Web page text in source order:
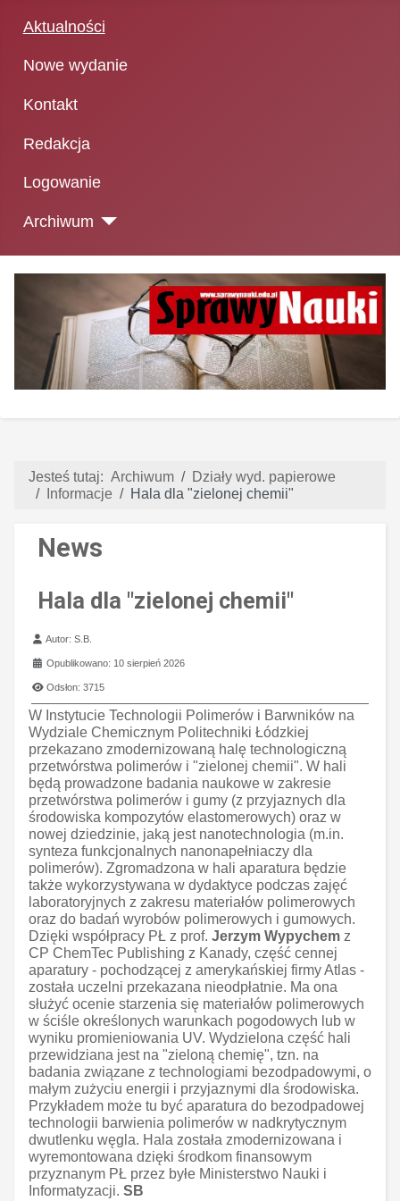
Aktualności
Nowe wydanie
Kontakt
Redakcja
Logowanie
Archiwum
Jesteś tutaj: Archiwum
Działy wyd. papierowe
Informacje
Hala dla "zielonej chemii"
News
Hala dla "zielonej chemii"
Szczegóły
Autor:S.B.
Opublikowano: 10 sierpień 2026
Odsłon: 3715
W Instytucie Technologii Polimerów i Barwników na
Wydziale Chemicznym Politechniki Łódzkiej
przekazano zmodernizowaną halę technologiczną
przetwórstwa polimerów i "zielonej chemii". W hali
będą prowadzone badania naukowe w zakresie
przetwórstwa polimerów i gumy (z przyjaznych dla
środowiska kompozytów elastomerowych) oraz w
nowej dziedzinie, jaką jest nanotechnologia (m.in.
synteza funkcjonalnych nanonapełniaczy dla
polimerów). Zgromadzona w hali aparatura będzie
także wykorzystywana w dydaktyce podczas zajęć
laboratoryjnych z zakresu materiałów polimerowych
oraz do badań wyrobów polimerowych i gumowych.
Dzięki współpracy PŁ z prof. Jerzym Wypychem z
CP ChemTec Publishing z Kanady, część cennej
aparatury - pochodzącej z amerykańskiej firmy Atlas -
została uczelni przekazana nieodpłatnie. Ma ona
służyć ocenie starzenia się materiałów polimerowych
w ściśle określonych warunkach pogodowych lub w
wyniku promieniowania UV. Wydzielona część hali
przewidziana jest na "zieloną chemię", tzn. na
badania związane z technologiami bezodpadowymi, o
małym zużyciu energii i przyjaznymi dla środowiska.
Przykładem może tu być aparatura do bezodpadowej
technologii barwienia polimerów w nadkrytycznym
dwutlenku węgla. Hala została zmodernizowana i
wyremontowana dzięki środkom finansowym
przyznanym PŁ przez byłe Ministerstwo Nauki i
Informatyzacji. SB